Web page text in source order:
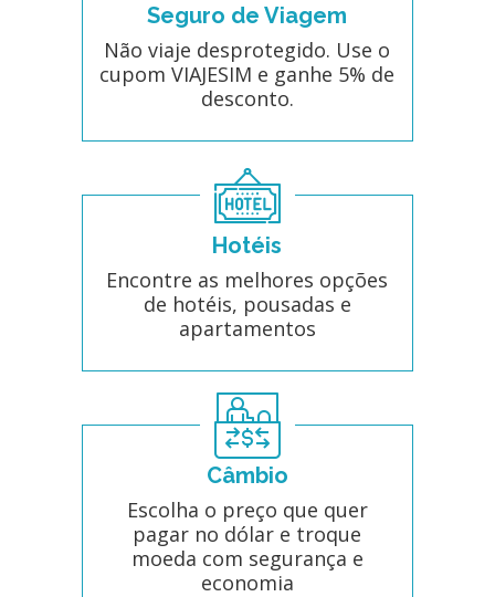
Seguro de Viagem
Não viaje desprotegido. Use o
cupom VIAJESIM e ganhe 5% de
desconto.
Hotéis
Encontre as melhores opções
de hotéis, pousadas e
apartamentos
Câmbio
Escolha o preço que quer
pagar no dólar e troque
moeda com segurança e
economia